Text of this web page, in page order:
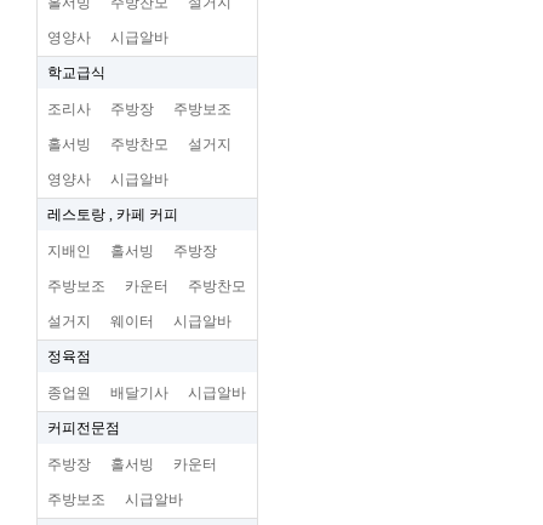
영양사 시급알바
학교급식
조리사 주방장 주방보조
홀서빙 주방찬모 설거지
영양사 시급알바
레스토랑 , 카페 커피
지배인 홀서빙 주방장
주방보조 카운터 주방찬모
설거지 웨이터 시급알바
정육점
종업원 배달기사 시급알바
커피전문점
주방장 홀서빙 카운터
주방보조 시급알바